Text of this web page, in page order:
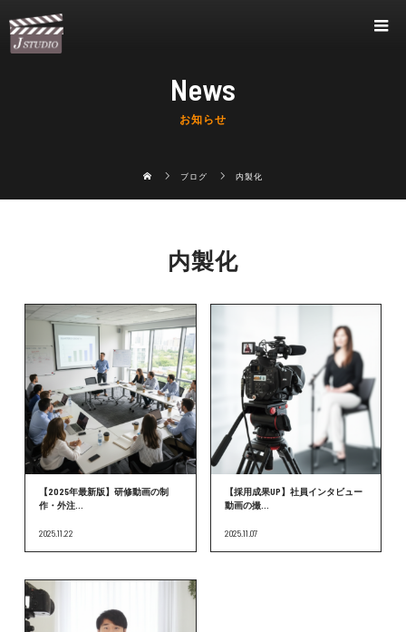
News
お知らせ
ブログ 内製化
内製化
【2025年最新版】研修動画の制
作・外注...
2025.11.22
【採用成果UP】社員インタビュー
動画の撮...
2025.11.07